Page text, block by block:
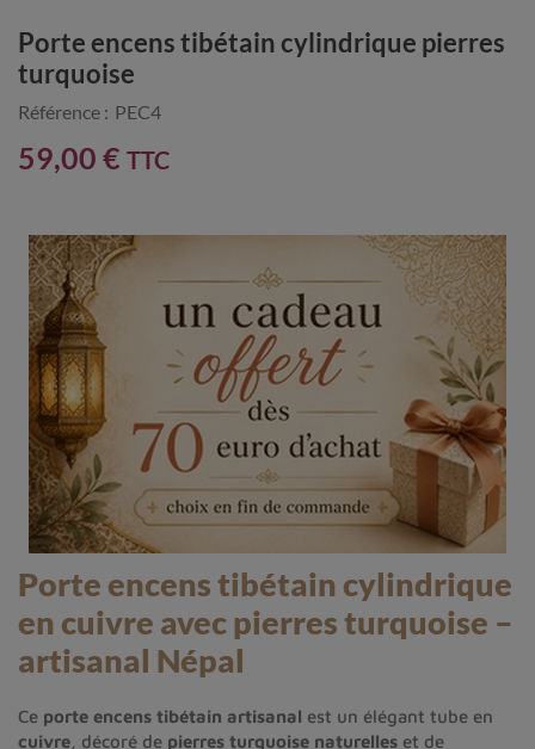
Porte encens tibétain cylindrique pierres
turquoise
Référence : PEC4
59,00 € TTC
Porte encens tibétain cylindrique
en cuivre avec pierres turquoise –
artisanal Népal
Ce porte encens tibétain artisanal est un élégant tube en
cuivre , décoré de pierres turquoise naturelles et de